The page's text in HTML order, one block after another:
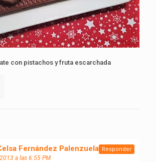
con pistachos y fruta escarchada
Fernández Palenzuela dice:
a las 6:55 PM
Responder